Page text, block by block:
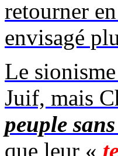
retourner
envisagé
Le
Juif, mais
peuple
que leur «